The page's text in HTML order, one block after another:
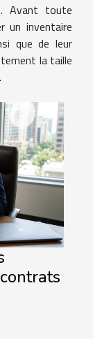
Avant toute
un inventaire
que de leur
la taille